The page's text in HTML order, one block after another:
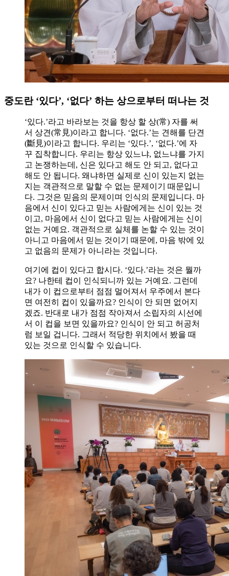
중도란 ‘있다’, ‘없다’ 하는 상으로부터 떠나는 것
‘있다.’라고 바라보는 것을 항상 할 상(常) 자를 써
서 상견(常見)이라고 합니다. ‘없다.’는 견해를 단견
(斷見)이라고 합니다. 우리는 ‘있다.’, ‘없다.’에 자
꾸 집착합니다. 우리는 항상 있느냐, 없느냐를 가지
고 논쟁하는데, 신은 있다고 해도 안 되고, 없다고
해도 안 됩니다. 왜냐하면 실제로 신이 있는지 없는
지는 객관적으로 말할 수 없는 문제이기 때문입니
다. 그것은 믿음의 문제이며 인식의 문제입니다. 마
음에서 신이 있다고 믿는 사람에게는 신이 있는 것
이고, 마음에서 신이 없다고 믿는 사람에게는 신이
없는 거예요. 객관적으로 실체를 논할 수 있는 것이
아니고 마음에서 믿는 것이기 때문에, 마음 밖에 있
고 없음의 문제가 아니라는 것입니다.
여기에 컵이 있다고 합시다. ‘있다.’라는 것은 뭘까
요? 나한테 컵이 인식되니까 있는 거예요. 그런데
내가 이 컵으로부터 점점 멀어져서 우주에서 본다
면 여전히 컵이 있을까요? 인식이 안 되면 없어지
겠죠. 반대로 내가 점점 작아져서 소립자의 시선에
서 이 컵을 보면 있을까요? 인식이 안 되고 허공처
럼 보일 겁니다. 그래서 적당한 위치에서 봤을 때
있는 것으로 인식할 수 있습니다.